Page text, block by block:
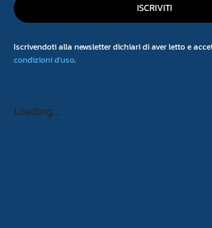
ISCRIVITI
Iscrivendoti alla newsletter dichiari di aver letto e
condizioni d'uso.
Loading...